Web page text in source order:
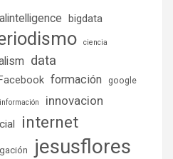
bigdata
ciencia
data
formación google
información innovacion
internet
jesusflores